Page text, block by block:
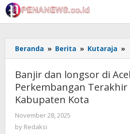
Skip
to
content
Beranda » Berita » Kutaraja »
di
Banjir dan longsor di
Perkembangan Terakhir
Kabupaten Kota
November 28, 2025
by Redaksi